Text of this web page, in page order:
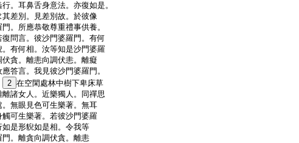
。耳鼻舌身意法。亦復如是。
其差別。見差別故。於彼像
。所應恭敬尊重禮事供養。
問言。彼沙門婆羅門。有何
。有何相。汝等知是沙門婆羅
伏貪。離恚向調伏恚。離癡
答言。我見彼沙門婆羅門。
2 在空閑處林中樹下卑床草
諸女人。近樂獨人。同禪思
。無眼見色可生樂著。無耳
觸可生樂著。若彼沙門婆羅
如是形貎如是相。令我等
門。離貪向調伏貪。離恚